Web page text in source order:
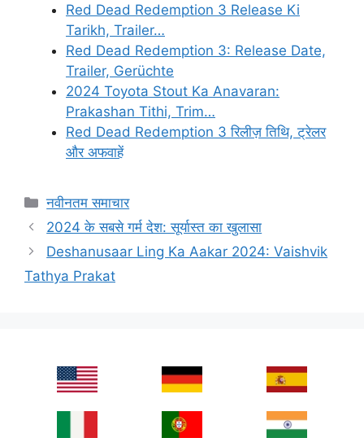
Red Dead Redemption 3 Release Ki
Tarikh, Trailer…
Red Dead Redemption 3: Release Date,
Trailer, Gerüchte
2024 Toyota Stout Ka Anavaran:
Prakashan Tithi, Trim…
Red Dead Redemption 3 रिलीज़ तिथि, ट्रेलर
और अफवाहें
Categories
नवीनतम समाचार
2024 के सबसे गर्म देश: सूर्यास्त का खुलासा
Deshanusaar Ling Ka Aakar 2024: Vaishvik
Tathya Prakat